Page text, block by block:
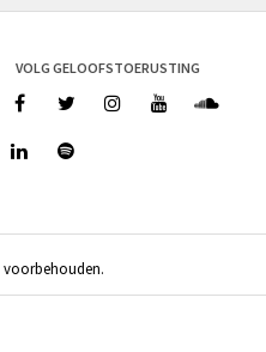
VOLG GELOOFSTOERUSTING
voorbehouden.